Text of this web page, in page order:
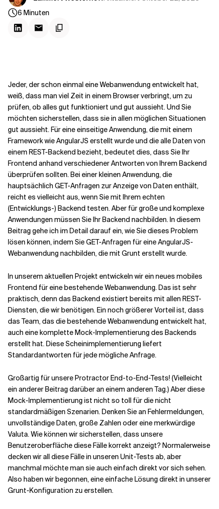
Verwandte Themen
6 Minuten
Jeder, der schon einmal eine Webanwendung entwickelt hat,
weiß, dass man viel Zeit in einem Browser verbringt, um zu
prüfen, ob alles gut funktioniert und gut aussieht. Und Sie
möchten sicherstellen, dass sie in allen möglichen Situationen
gut aussieht. Für eine einseitige Anwendung, die mit einem
Framework wie AngularJS erstellt wurde und die alle Daten von
einem REST-Backend bezieht, bedeutet dies, dass Sie Ihr
Frontend anhand verschiedener Antworten von Ihrem Backend
überprüfen sollten. Bei einer kleinen Anwendung, die
hauptsächlich GET-Anfragen zur Anzeige von Daten enthält,
reicht es vielleicht aus, wenn Sie mit Ihrem echten
(Entwicklungs-) Backend testen. Aber für große und komplexe
Anwendungen müssen Sie Ihr Backend nachbilden. In diesem
Beitrag gehe ich im Detail darauf ein, wie Sie dieses Problem
lösen können, indem Sie GET-Anfragen für eine AngularJS-
Webanwendung nachbilden, die mit Grunt erstellt wurde.
In unserem aktuellen Projekt entwickeln wir ein neues mobiles
Frontend für eine bestehende Webanwendung. Das ist sehr
praktisch, denn das Backend existiert bereits mit allen REST-
Diensten, die wir benötigen. Ein noch größerer Vorteil ist, dass
das Team, das die bestehende Webanwendung entwickelt hat,
auch eine komplette Mock-Implementierung des Backends
erstellt hat. Diese Scheinimplementierung liefert
Standardantworten für jede mögliche Anfrage.
Großartig für unsere Protractor End-to-End-Tests! (Vielleicht
ein anderer Beitrag darüber an einem anderen Tag.) Aber diese
Mock-Implementierung ist nicht so toll für die nicht
standardmäßigen Szenarien. Denken Sie an Fehlermeldungen,
unvollständige Daten, große Zahlen oder eine merkwürdige
Valuta. Wie können wir sicherstellen, dass unsere
Benutzeroberfläche diese Fälle korrekt anzeigt? Normalerweise
decken wir all diese Fälle in unseren Unit-Tests ab, aber
manchmal möchte man sie auch einfach direkt vor sich sehen.
Also haben wir begonnen, eine einfache Lösung direkt in unserer
Grunt-Konfiguration zu erstellen.